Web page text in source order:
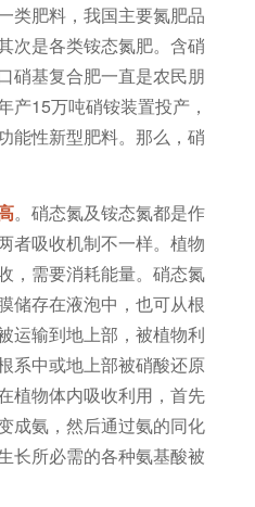
类肥料，我国主要氮肥品
次是各类铵态氮肥。含硝
硝基复合肥一直是农民朋
产15万吨硝铵装置投产，
能性新型肥料。那么，硝
。硝态氮及铵态氮都是作
者吸收机制不一样。植物
，需要消耗能量。硝态氮
储存在液泡中，也可从根
运输到地上部，被植物利
系中或地上部被硝酸还原
植物体内吸收利用，首先
成氨，然后通过氨的同化
长所必需的各种氨基酸被